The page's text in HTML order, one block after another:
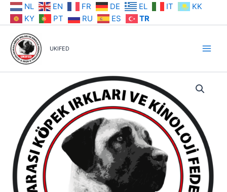
İçeriğe NL EN FR DE EL IT
KK
KY
PT RU ES TR
UKIFED